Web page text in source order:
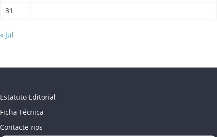
31
« Jul
Estatuto Editorial
Ficha Técnica
Contacte-nos